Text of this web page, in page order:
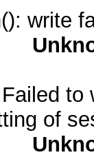
write
of